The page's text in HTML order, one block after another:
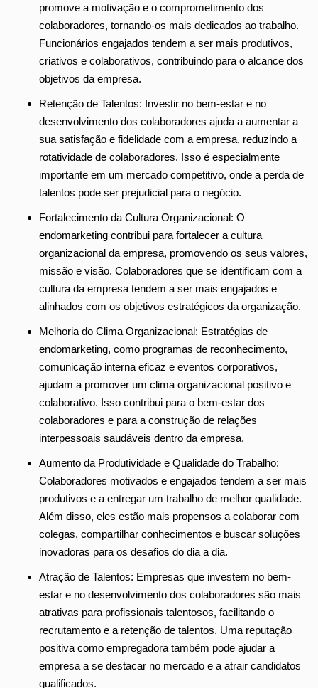
promove a motivação e o comprometimento dos
colaboradores, tornando-os mais dedicados ao trabalho.
Funcionários engajados tendem a ser mais produtivos,
criativos e colaborativos, contribuindo para o alcance dos
objetivos da empresa.
Retenção de Talentos: Investir no bem-estar e no
desenvolvimento dos colaboradores ajuda a aumentar a
sua satisfação e fidelidade com a empresa, reduzindo a
rotatividade de colaboradores. Isso é especialmente
importante em um mercado competitivo, onde a perda de
talentos pode ser prejudicial para o negócio.
Fortalecimento da Cultura Organizacional: O
endomarketing contribui para fortalecer a cultura
organizacional da empresa, promovendo os seus valores,
missão e visão. Colaboradores que se identificam com a
cultura da empresa tendem a ser mais engajados e
alinhados com os objetivos estratégicos da organização.
Melhoria do Clima Organizacional: Estratégias de
endomarketing, como programas de reconhecimento,
comunicação interna eficaz e eventos corporativos,
ajudam a promover um clima organizacional positivo e
colaborativo. Isso contribui para o bem-estar dos
colaboradores e para a construção de relações
interpessoais saudáveis dentro da empresa.
Aumento da Produtividade e Qualidade do Trabalho:
Colaboradores motivados e engajados tendem a ser mais
produtivos e a entregar um trabalho de melhor qualidade.
Além disso, eles estão mais propensos a colaborar com
colegas, compartilhar conhecimentos e buscar soluções
inovadoras para os desafios do dia a dia.
Atração de Talentos: Empresas que investem no bem-
estar e no desenvolvimento dos colaboradores são mais
atrativas para profissionais talentosos, facilitando o
recrutamento e a retenção de talentos. Uma reputação
positiva como empregadora também pode ajudar a
empresa a se destacar no mercado e a atrair candidatos
qualificados.